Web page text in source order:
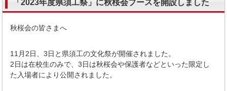
「2023年度県須工祭」に秋桜会ブースを開設しました
秋桜会の皆さまへ
11月2日、3日と県須工の文化祭が開催されました。
2日は在校生のみで、3日は秋桜会や保護者などといった限定し
た入場者により公開されました。